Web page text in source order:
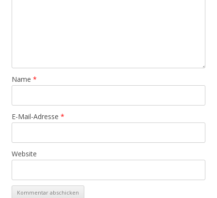
Name *
E-Mail-Adresse *
Website